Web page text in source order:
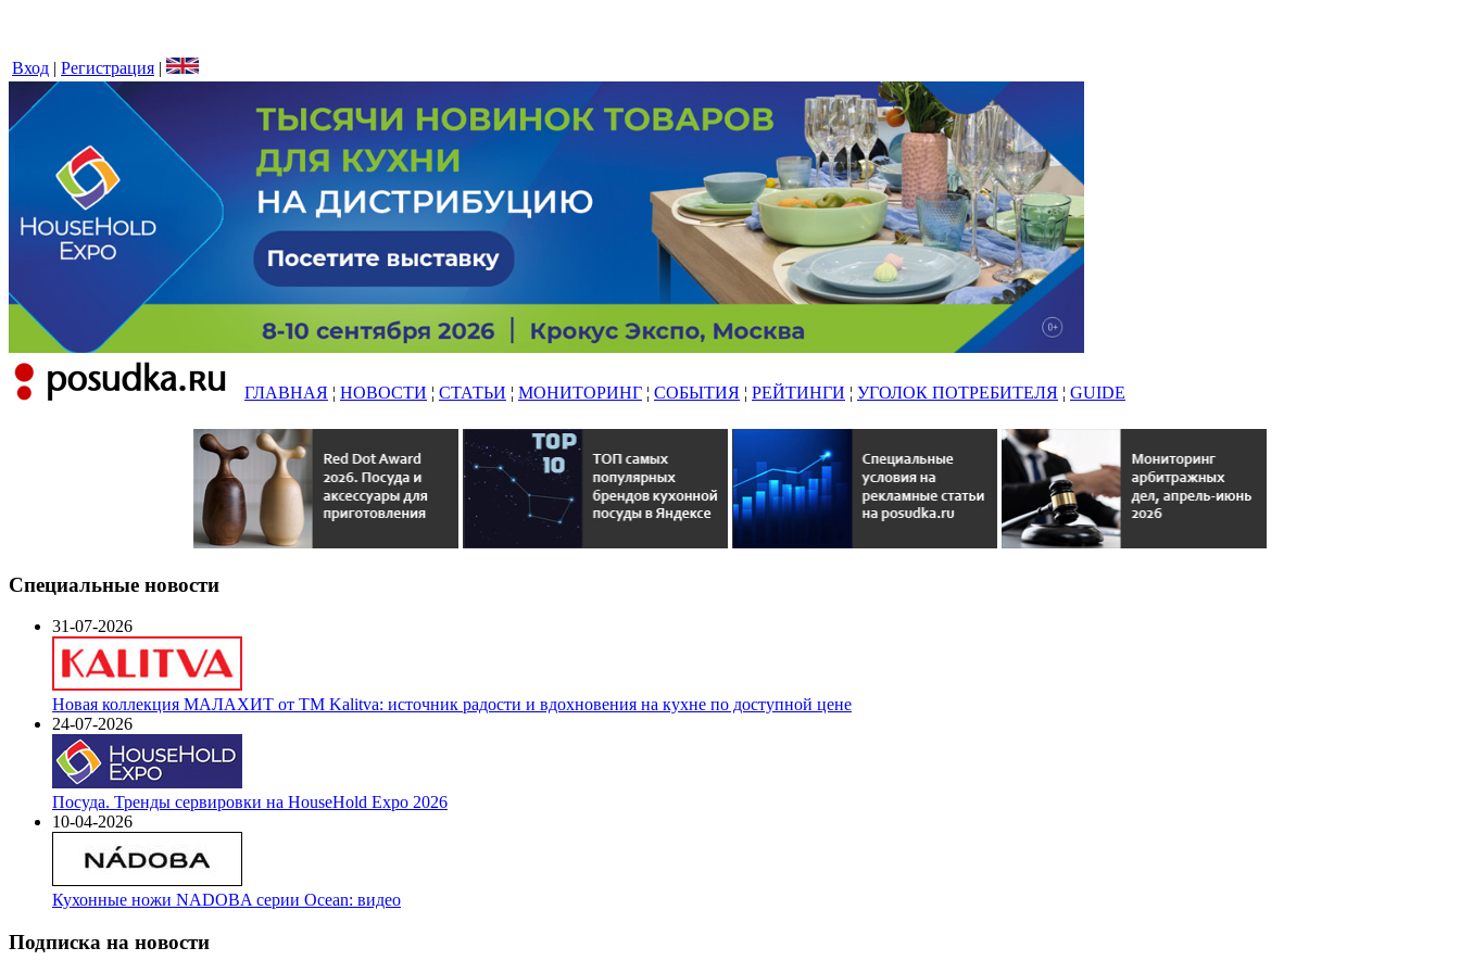
Вход | Регистрация |
ГЛАВНАЯ ¦ НОВОСТИ ¦ СТАТЬИ ¦ МОНИТОРИНГ ¦ СОБЫТИЯ ¦ РЕЙТИНГИ ¦ УГОЛОК ПОТРЕБИТЕЛЯ ¦ GUIDE
Специальные новости
31-07-2026
Новая коллекция МАЛАХИТ от ТМ Kalitva: источник радости и вдохновения на кухне по доступной цене
24-07-2026
Посуда. Тренды сервировки на HouseHold Expo 2026
10-04-2026
Кухонные ножи NADOBA серии Ocean: видео
Подписка на новости